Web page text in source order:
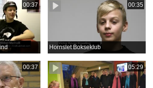
00:37 00:35
Hornslet Bokseklub
00:37 05:29